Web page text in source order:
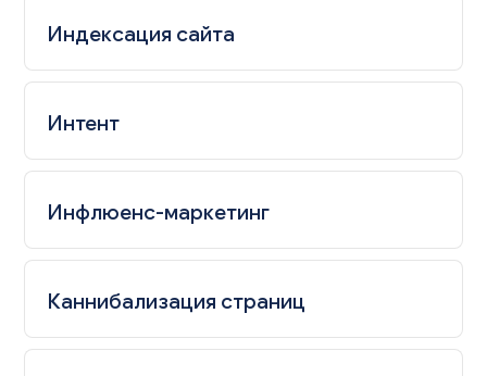
Индексация сайта
Интент
Инфлюенс-маркетинг
Каннибализация страниц